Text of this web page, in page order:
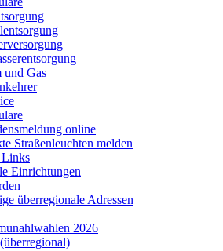
und Gas
online
Straßenleuchten melden
Links
Einrichtungen
überregionale Adressen
2026